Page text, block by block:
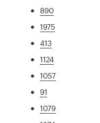
890
1975
413
1124
1057
91
1079